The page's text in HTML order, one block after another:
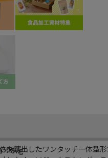
を演出したワンタッチ一体型
枚)
：87g